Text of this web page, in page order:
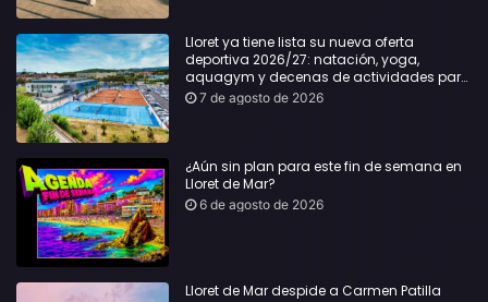
Lloret ya tiene lista su nueva oferta
deportiva 2026/27: natación, yoga,
aquagym y decenas de actividades para
todas las edades
7 de agosto de 2026
¿Aún sin plan para este fin de semana en
Lloret de Mar?
6 de agosto de 2026
Lloret de Mar despide a Carmen Patilla